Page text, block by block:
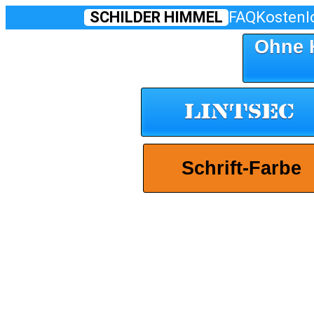
SCHILDER HIMMEL FAQ
Ohne
Lintsec
Schrift-Farbe